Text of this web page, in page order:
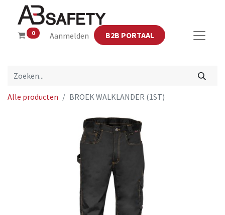
0 Aanmelden B2B PORTAAL
Alle producten BROEK WALKLANDER (1ST)